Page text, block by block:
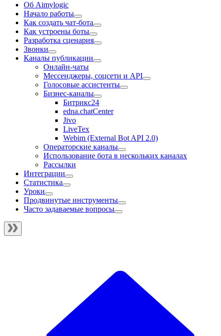
Об Aimylogic
Начало работы
Как создать чат-бота
Как устроены боты
Разработка сценария
Звонки
Каналы публикации
Онлайн-чаты
Мессенджеры, соцсети и API
Голосовые ассистенты
Бизнес-каналы
Битрикс24
edna.chatCenter
Jivo
LiveTex
Webim (External Bot API 2.0)
Операторские каналы
Использование бота в нескольких каналах
Рассылки
Интеграции
Статистика
Уроки
Продвинутые инструменты
Часто задаваемые вопросы